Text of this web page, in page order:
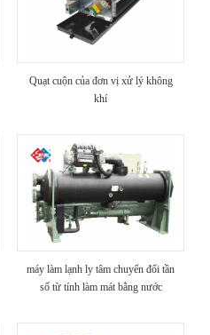
Quạt cuộn của đơn vị xử lý không
khí
máy làm lạnh ly tâm chuyển đổi tần
số từ tính làm mát bằng nước